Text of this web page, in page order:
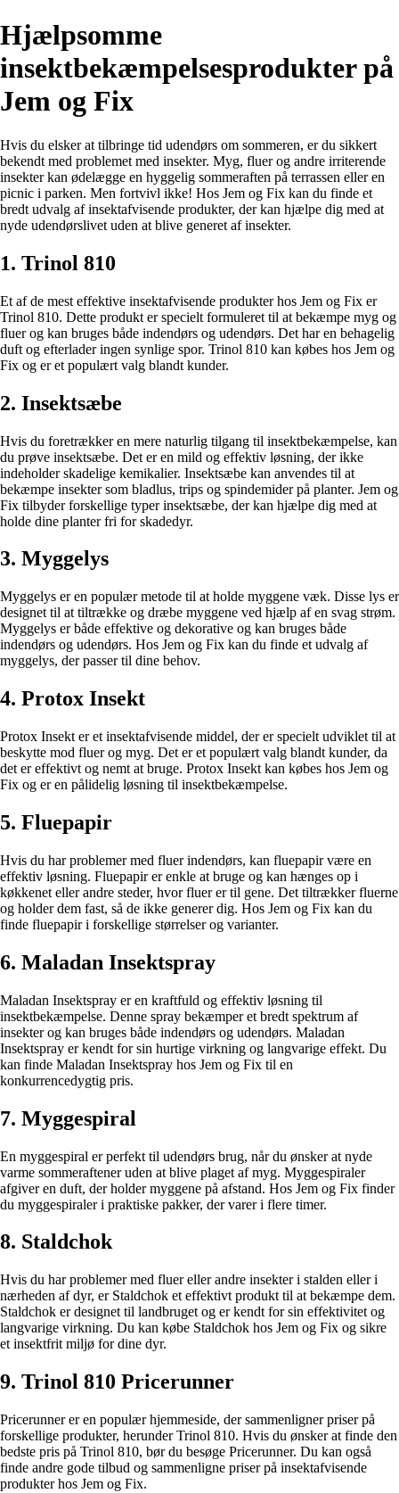
Hjælpsomme
insektbekæmpelsesprodukter på
Jem og Fix
Hvis du elsker at tilbringe tid udendørs om sommeren, er du sikkert
bekendt med problemet med insekter. Myg, fluer og andre irriterende
insekter kan ødelægge en hyggelig sommeraften på terrassen eller en
picnic i parken. Men fortvivl ikke! Hos Jem og Fix kan du finde et
bredt udvalg af insektafvisende produkter, der kan hjælpe dig med at
nyde udendørslivet uden at blive generet af insekter.
1. Trinol 810
Et af de mest effektive insektafvisende produkter hos Jem og Fix er
Trinol 810. Dette produkt er specielt formuleret til at bekæmpe myg og
fluer og kan bruges både indendørs og udendørs. Det har en behagelig
duft og efterlader ingen synlige spor. Trinol 810 kan købes hos Jem og
Fix og er et populært valg blandt kunder.
2. Insektsæbe
Hvis du foretrækker en mere naturlig tilgang til insektbekæmpelse, kan
du prøve insektsæbe. Det er en mild og effektiv løsning, der ikke
indeholder skadelige kemikalier. Insektsæbe kan anvendes til at
bekæmpe insekter som bladlus, trips og spindemider på planter. Jem og
Fix tilbyder forskellige typer insektsæbe, der kan hjælpe dig med at
holde dine planter fri for skadedyr.
3. Myggelys
Myggelys er en populær metode til at holde myggene væk. Disse lys er
designet til at tiltrække og dræbe myggene ved hjælp af en svag strøm.
Myggelys er både effektive og dekorative og kan bruges både
indendørs og udendørs. Hos Jem og Fix kan du finde et udvalg af
myggelys, der passer til dine behov.
4. Protox Insekt
Protox Insekt er et insektafvisende middel, der er specielt udviklet til at
beskytte mod fluer og myg. Det er et populært valg blandt kunder, da
det er effektivt og nemt at bruge. Protox Insekt kan købes hos Jem og
Fix og er en pålidelig løsning til insektbekæmpelse.
5. Fluepapir
Hvis du har problemer med fluer indendørs, kan fluepapir være en
effektiv løsning. Fluepapir er enkle at bruge og kan hænges op i
køkkenet eller andre steder, hvor fluer er til gene. Det tiltrækker fluerne
og holder dem fast, så de ikke generer dig. Hos Jem og Fix kan du
finde fluepapir i forskellige størrelser og varianter.
6. Maladan Insektspray
Maladan Insektspray er en kraftfuld og effektiv løsning til
insektbekæmpelse. Denne spray bekæmper et bredt spektrum af
insekter og kan bruges både indendørs og udendørs. Maladan
Insektspray er kendt for sin hurtige virkning og langvarige effekt. Du
kan finde Maladan Insektspray hos Jem og Fix til en
konkurrencedygtig pris.
7. Myggespiral
En myggespiral er perfekt til udendørs brug, når du ønsker at nyde
varme sommeraftener uden at blive plaget af myg. Myggespiraler
afgiver en duft, der holder myggene på afstand. Hos Jem og Fix finder
du myggespiraler i praktiske pakker, der varer i flere timer.
8. Staldchok
Hvis du har problemer med fluer eller andre insekter i stalden eller i
nærheden af dyr, er Staldchok et effektivt produkt til at bekæmpe dem.
Staldchok er designet til landbruget og er kendt for sin effektivitet og
langvarige virkning. Du kan købe Staldchok hos Jem og Fix og sikre
et insektfrit miljø for dine dyr.
9. Trinol 810 Pricerunner
Pricerunner er en populær hjemmeside, der sammenligner priser på
forskellige produkter, herunder Trinol 810. Hvis du ønsker at finde den
bedste pris på Trinol 810, bør du besøge Pricerunner. Du kan også
finde andre gode tilbud og sammenligne priser på insektafvisende
produkter hos Jem og Fix.